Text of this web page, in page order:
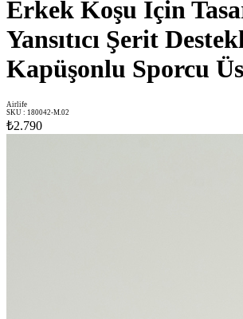
Erkek Koşu İçin
Yansıtıcı Şerit
Kapüşonlu Sporcu
Airlife
SKU : 180042-M.02
₺2.790